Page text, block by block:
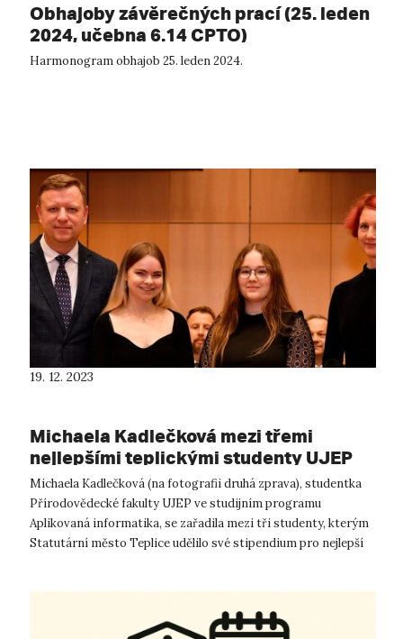
Obhajoby závěrečných prací (25. leden
2024, učebna 6.14 CPTO)
Harmonogram obhajob 25. leden 2024.
19. 12. 2023
Michaela Kadlečková mezi třemi
nejlepšími teplickými studenty UJEP
Michaela Kadlečková (na fotografii druhá zprava), studentka
Přírodovědecké fakulty UJEP ve studijním programu
Aplikovaná informatika, se zařadila mezi tři studenty, kterým
Statutární město Teplice udělilo své stipendium pro nejlepší